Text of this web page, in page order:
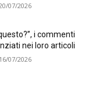
07/2026
i commenti
nei loro articoli
16/07/2026